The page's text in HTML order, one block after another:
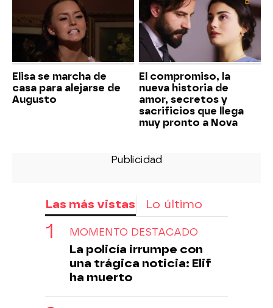
Elisa se marcha de
casa para alejarse de
Augusto
El compromiso, la
nueva historia de
amor, secretos y
sacrificios que llega
muy pronto a Nova
Las más vistas Lo último
MOMENTO DESTACADO
La policía irrumpe con
una trágica noticia: Elif
ha muerto